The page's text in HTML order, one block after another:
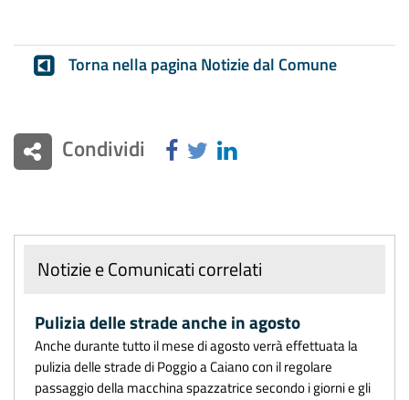
Torna nella pagina Notizie dal Comune
Condividi
Notizie e Comunicati correlati
Pulizia delle strade anche in agosto
Anche durante tutto il mese di agosto verrà effettuata la
pulizia delle strade di Poggio a Caiano con il regolare
passaggio della macchina spazzatrice secondo i giorni e gli